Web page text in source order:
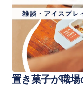
置き菓子が職